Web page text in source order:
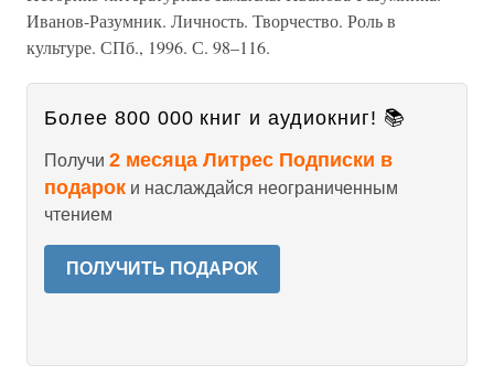
Иванов-Разумник. Личность. Творчество. Роль в
культуре. СПб., 1996. С. 98–116.
Более 800 000 книг и аудиокниг! 📚
Получи 2 месяца Литрес Подписки в
подарок и наслаждайся неограниченным
чтением
ПОЛУЧИТЬ ПОДАРОК